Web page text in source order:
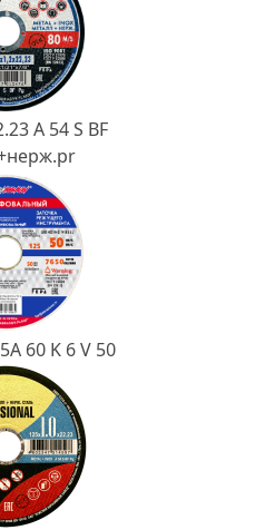
A 54 S BF
60 K 6 V 50